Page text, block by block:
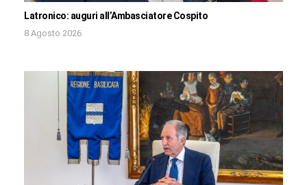
Latronico: auguri all’Ambasciatore Cospito
8 Agosto 2026